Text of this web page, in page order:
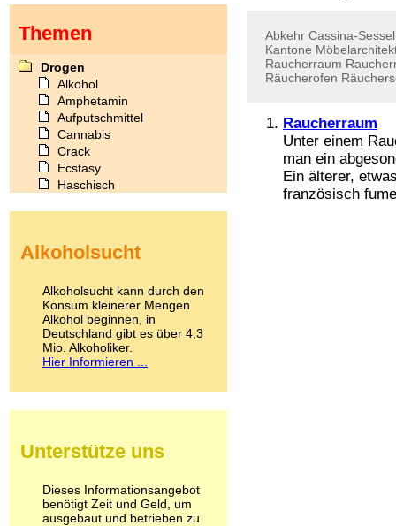
Abkehr Cassina-Sessel
Kantone
Raucherraum
Räucherofen
Raucherraum
Unter einem
man ein
Ein älterer,
französisch
Themen
Drogen
Alkohol
Amphetamin
Aufputschmittel
Cannabis
Crack
Ecstasy
Haschisch
Kokain
LSD
Marihuana
Medikamente
Meskalin
Metamphetamin
Methadon
Pilze
Psychopharmaka
Schlafmittel
Schmerzmittel
Alkoholsucht
Alkoholsucht kann durch den
Konsum kleinerer Mengen
Alkohol beginnen, in
Deutschland gibt es über 4,3
Mio. Alkoholiker.
Hier Informieren ...
Unterstütze uns
Dieses Informationsangebot
benötigt Zeit und Geld, um
ausgebaut und betrieben zu